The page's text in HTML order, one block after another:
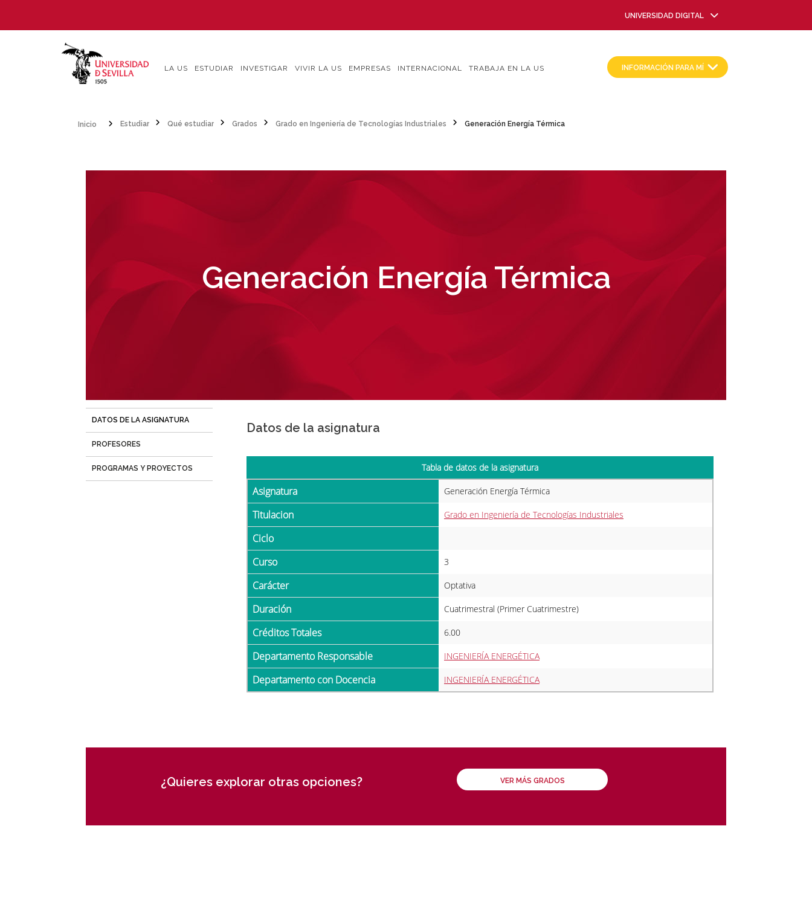
contenido
UNIVERSIDAD DIGITAL
LA US ESTUDIAR INVESTIGAR VIVIR LA US EMPRESAS INTERNACIONAL TRABAJA EN LA US INFORMACIÓN PARA MÍ
navegación
Estudiar
Qué estudiar Grados Grado en Ingeniería de Tecnologías Industriales Generación Energía Térmica
Generación Energía Térmica
DATOS DE LA ASIGNATURA
activa)
PROFESORES
PROGRAMAS Y PROYECTOS
Datos de la asignatura
Tabla de datos de la asignatura
Asignatura Generación Energía Térmica
Titulacion Grado en Ingeniería de Tecnologías Industriales
Ciclo
Curso
3
Carácter Optativa
Duración Cuatrimestral (Primer Cuatrimestre)
Créditos Totales 6.00
Departamento Responsable INGENIERÍA ENERGÉTICA
Departamento con Docencia INGENIERÍA ENERGÉTICA
¿Quieres explorar otras opciones? VER MÁS GRADOS